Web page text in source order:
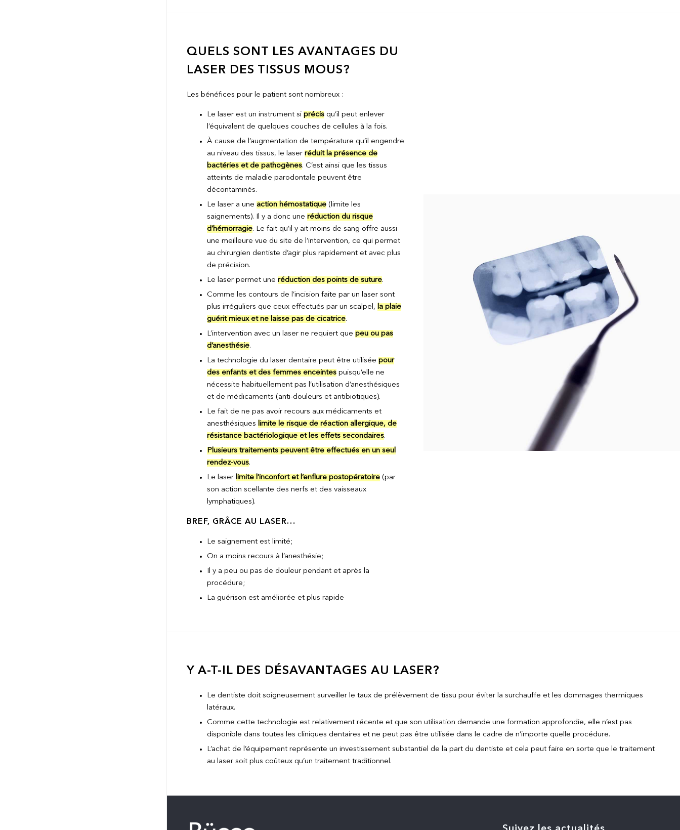
QUELS SONT LES AVANTAGES DU
LASER DES TISSUS MOUS?
Les bénéfices pour le patient sont nombreux :
Le laser est un instrument si précisqu’il peut enlever
l’équivalent de quelques couches de cellules à la fois.
À cause de l’augmentation de température qu’il engendre
au niveau des tissus, le laser réduit la présence de
bactéries et de pathogènes. C’est ainsi que les tissus
atteints de maladie parodontale peuvent être
décontaminés.
Le laser a une action hémostatique(limite les
saignements). Il y a donc une réduction du risque
d’hémorragie. Le fait qu’il y ait moins de sang offre aussi
une meilleure vue du site de l’intervention, ce qui permet
au chirurgien dentiste d’agir plus rapidement et avec plus
de précision.
Le laser permet une réduction des points de suture.
Comme les contours de l’incision faite par un laser sont
plus irréguliers que ceux effectués par un scalpel, la plaie
guérit mieux et ne laisse pas de cicatrice.
L’intervention avec un laser ne requiert que peu ou pas
d’anesthésie.
La technologie du laser dentaire peut être utilisée pour
des enfants et des femmes enceintespuisqu’elle ne
nécessite habituellement pas l’utilisation d’anesthésiques
et de médicaments (anti-douleurs et antibiotiques).
Le fait de ne pas avoir recours aux médicaments et
anesthésiques limite le risque de réaction allergique, de
résistance bactériologique et les effets secondaires.
Plusieurs traitements peuvent être effectués en un seul
rendez-vous.
Le laser limite l’inconfort et l’enflure postopératoire(par
son action scellante des nerfs et des vaisseaux
lymphatiques).
BREF, GRÂCE AU LASER…
Le saignement est limité;
On a moins recours à l’anesthésie;
Il y a peu ou pas de douleur pendant et après la
procédure;
La guérison est améliorée et plus rapide
Y A-T-IL DES DÉSAVANTAGES AU LASER?
Le dentiste doit soigneusement surveiller le taux de prélèvement de tissu pour éviter la surchauffe et les dommages thermiques
latéraux.
Comme cette technologie est relativement récente et que son utilisation demande une formation approfondie, elle n’est pas
disponible dans toutes les cliniques dentaires et ne peut pas être utilisée dans le cadre de n’importe quelle procédure.
L’achat de l’équipement représente un investissement substantiel de la part du dentiste et cela peut faire en sorte que le traitement
au laser soit plus coûteux qu’un traitement traditionnel.